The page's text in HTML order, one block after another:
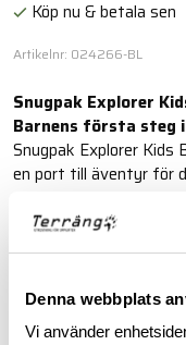
Denna webbplats
Vi använder
Köp nu & betala sen
Artikelnr: 024266-BL
Snugpak Explorer
Barnens första steg
Snugpak Explorer Kids
en port till äventyr för
välrenommerade
Läs mer